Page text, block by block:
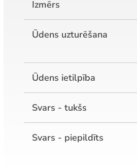
Izmērs
Ūdens uzturēšana
Ūdens ietilpība
Svars - tukšs
Svars - piepildīts